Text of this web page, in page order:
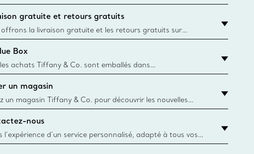
gratuite et retours gratuits
offrons la livraison gratuite et les retours gratuits sur
les commandes Tiffany & Co. passées sur le site Web
et dont la destination est l’adresse d’un particulier.
Box
achats Tiffany & Co. sont emballés dans
Blue Box. Bien que l'histoire de cet emballage célèbre
à 1886, toutes les Blue Box et sacs sont aujourd'hui
à partir de papier provenant de sources durables et de
un magasin
un magasin Tiffany & Co. pour découvrir les nouvelles
les collections emblématiques et bien plus encore.
le magasin le plus près
nous
l’expérience d’un service personnalisé, adapté à tous vos
par les conseillers à la clientèle Tiffany & Co. Que ce soit